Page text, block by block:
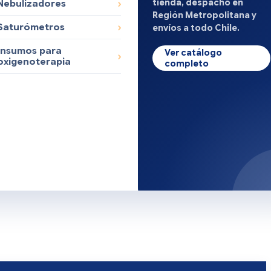
para
tienda, despacho en
Región Metropolitana y
envíos a todo Chile.
Ver catálogo
completo